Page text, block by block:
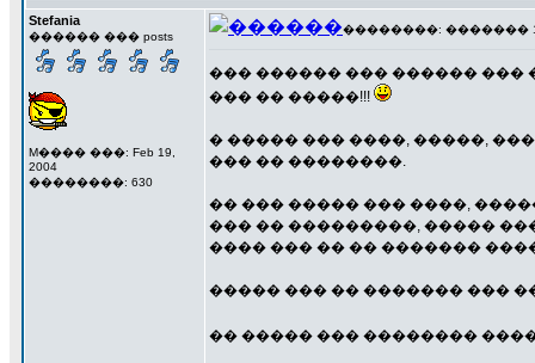
Stefania
������ ��� posts
M���� ���: Feb 19,
2004
��������: 630
��������: ������� 13
��� ������ ��� ������ ���
��� �� �����!!!
� ����� ��� ����, �����,
��� �� ��������.
�� ��� ����� ��� ����,
��� �� ���������, �����
���� ��� �� �� �������
����� ��� �� ������� ���
�� ����� ��� ��������